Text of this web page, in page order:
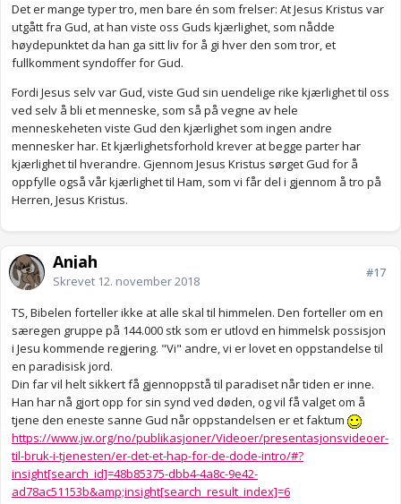
Det er mange typer tro, men bare én som frelser: At Jesus Kristus var
utgått fra Gud, at han viste oss Guds kjærlighet, som nådde
høydepunktet da han ga sitt liv for å gi hver den som tror, et
fullkomment syndoffer for Gud.
Fordi Jesus selv var Gud, viste Gud sin uendelige rike kjærlighet til oss
ved selv å bli et menneske, som så på vegne av hele
menneskeheten viste Gud den kjærlighet som ingen andre
mennesker har. Et kjærlighetsforhold krever at begge parter har
kjærlighet til hverandre. Gjennom Jesus Kristus sørget Gud for å
oppfylle også vår kjærlighet til Ham, som vi får del i gjennom å tro på
Herren, Jesus Kristus.
Anjah
Skrevet 12. november 2018
#17
TS, Bibelen forteller ikke at alle skal til himmelen. Den forteller om en
særegen gruppe på 144.000 stk som er utlovd en himmelsk possisjon
i Jesu kommende regjering. "Vi" andre, vi er lovet en oppstandelse til
en paradisisk jord.
Din far vil helt sikkert få gjennoppstå til paradiset når tiden er inne.
Han har nå gjort opp for sin synd ved døden, og vil få valget om å
tjene den eneste sanne Gud når oppstandelsen er et faktum
https://www.jw.org/no/publikasjoner/Videoer/presentasjonsvideoer-
til-bruk-i-tjenesten/er-det-et-hap-for-de-dode-intro/#?
insight[search_id]=48b85375-dbb4-4a8c-9e42-
ad78ac51153b&amp;insight[search_result_index]=6